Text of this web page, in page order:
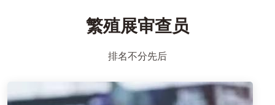
繁殖展审查员
排名不分先后